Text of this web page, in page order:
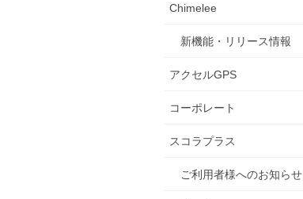
Chimelee
新機能・リリース情報
アクセルGPS
コーポレート
スコラプラス
ご利用者様へのお知らせ